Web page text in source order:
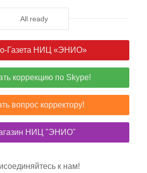
Газета НИЦ «ЭНИО»
коррекцию по Skype!
вопрос корректору!
НИЦ "ЭНИО"
к нам!